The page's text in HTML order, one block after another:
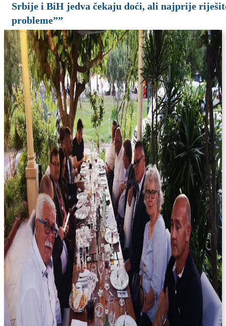
Srbije i BiH jedva čekaju doći, ali najprije
probleme””